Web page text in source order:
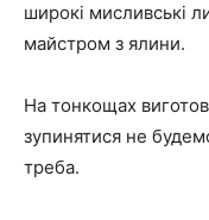
широкі мисливські
майстром з ялини.
На тонкощах
зупинятися не
треба.